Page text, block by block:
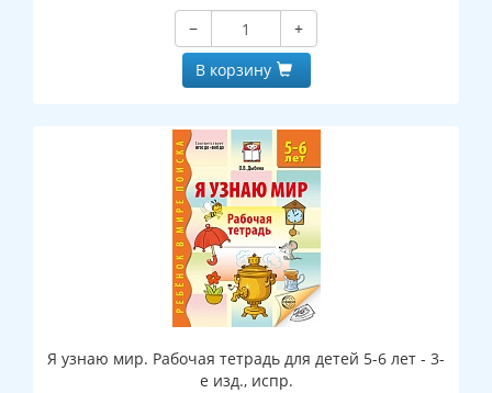
−
+
В корзину
Я узнаю мир. Рабочая тетрадь для детей 5-6 лет - 3-
е изд., испр.